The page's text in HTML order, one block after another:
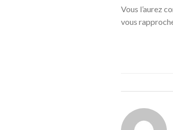
Vous l’aurez
vous